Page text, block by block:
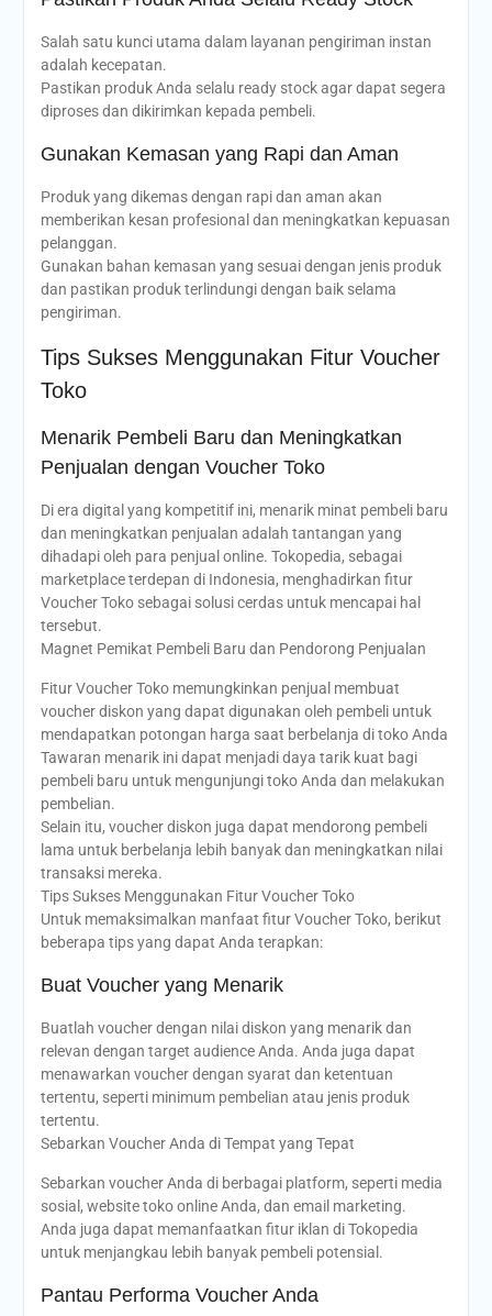
Salah satu kunci utama dalam layanan pengiriman instan
adalah kecepatan.
Pastikan produk Anda selalu ready stock agar dapat segera
diproses dan dikirimkan kepada pembeli.
Gunakan Kemasan yang Rapi dan Aman
Produk yang dikemas dengan rapi dan aman akan
memberikan kesan profesional dan meningkatkan kepuasan
pelanggan.
Gunakan bahan kemasan yang sesuai dengan jenis produk
dan pastikan produk terlindungi dengan baik selama
pengiriman.
Tips Sukses Menggunakan Fitur Voucher
Toko
Menarik Pembeli Baru dan Meningkatkan
Penjualan dengan Voucher Toko
Di era digital yang kompetitif ini, menarik minat pembeli baru
dan meningkatkan penjualan adalah tantangan yang
dihadapi oleh para penjual online. Tokopedia, sebagai
marketplace terdepan di Indonesia, menghadirkan fitur
Voucher Toko sebagai solusi cerdas untuk mencapai hal
tersebut.
Magnet Pemikat Pembeli Baru dan Pendorong Penjualan
Fitur Voucher Toko memungkinkan penjual membuat
voucher diskon yang dapat digunakan oleh pembeli untuk
mendapatkan potongan harga saat berbelanja di toko Anda
Tawaran menarik ini dapat menjadi daya tarik kuat bagi
pembeli baru untuk mengunjungi toko Anda dan melakukan
pembelian.
Selain itu, voucher diskon juga dapat mendorong pembeli
lama untuk berbelanja lebih banyak dan meningkatkan nilai
transaksi mereka.
Tips Sukses Menggunakan Fitur Voucher Toko
Untuk memaksimalkan manfaat fitur Voucher Toko, berikut
beberapa tips yang dapat Anda terapkan:
Buat Voucher yang Menarik
Buatlah voucher dengan nilai diskon yang menarik dan
relevan dengan target audience Anda. Anda juga dapat
menawarkan voucher dengan syarat dan ketentuan
tertentu, seperti minimum pembelian atau jenis produk
tertentu.
Sebarkan Voucher Anda di Tempat yang Tepat
Sebarkan voucher Anda di berbagai platform, seperti media
sosial, website toko online Anda, dan email marketing.
Anda juga dapat memanfaatkan fitur iklan di Tokopedia
untuk menjangkau lebih banyak pembeli potensial.
Pantau Performa Voucher Anda